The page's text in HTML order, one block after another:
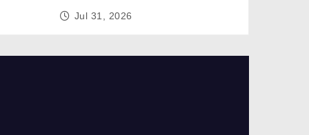
Altamira
Jul 31, 2026